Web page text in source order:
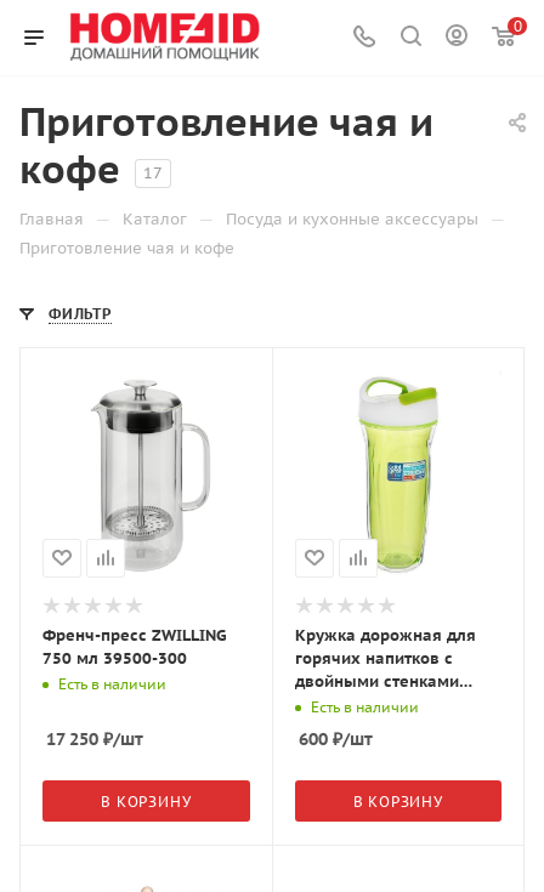
0
Приготовление чая и
кофе
17
Главная — Каталог — Посуда и кухонные аксессуары —
Приготовление чая и кофе
ФИЛЬТР
Френч-пресс ZWILLING
750 мл 39500-300
Есть в наличии
17 250 ₽/шт
В КОРЗИНУ
Кружка дорожная для
горячих напитков с
двойными стенками
COOL GEAR Vortex 0.66 л.
1650 зелёный
Есть в наличии
600₽/шт
В КОРЗИНУ